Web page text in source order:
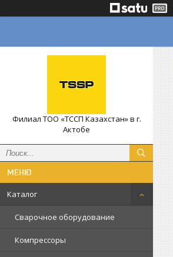
Филиал ТОО «ТССП Казахстан» в г.
Актобе
Каталог
Сварочное оборудование
Компрессоры